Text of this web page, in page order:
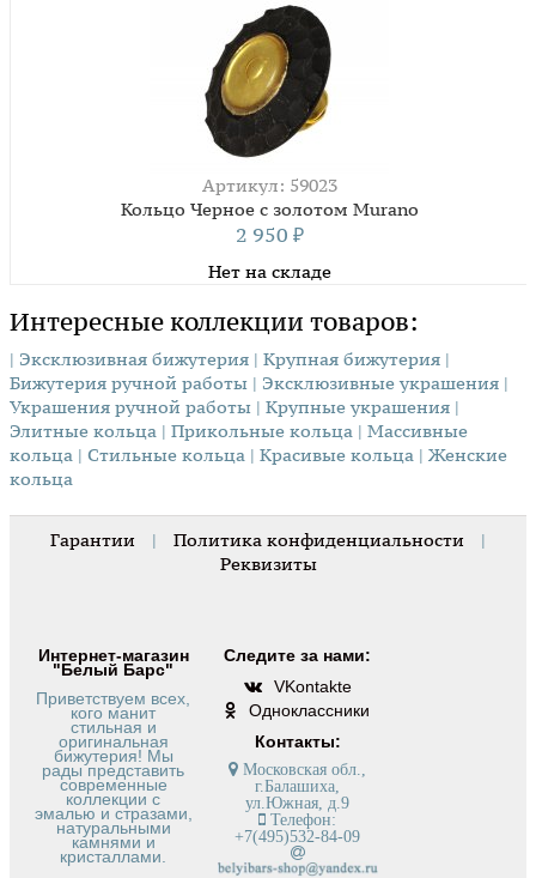
Артикул: 59023
Кольцо Черное с золотом Murano
2 950 ₽
Нет на складе
Интересные коллекции товаров:
| Эксклюзивная бижутерия | Крупная бижутерия |
Бижутерия ручной работы | Эксклюзивные украшения |
Украшения ручной работы | Крупные украшения |
Элитные кольца | Прикольные кольца | Массивные
кольца | Стильные кольца | Красивые кольца | Женские
кольца
Гарантии | Политика конфиденциальности
|
Реквизиты
Интернет-магазин
"Белый Барс"
Приветствуем всех,
кого манит
стильная и
оригинальная
бижутерия! Мы
рады представить
современные
коллекции с
эмалью и стразами,
натуральными
камнями и
кристаллами.
Следите за нами:
VKontakte
Одноклассники
Контакты:
Московская обл.,
г.Балашиха,
ул.Южная, д.9
Телефон:
+7(495)532-84-09